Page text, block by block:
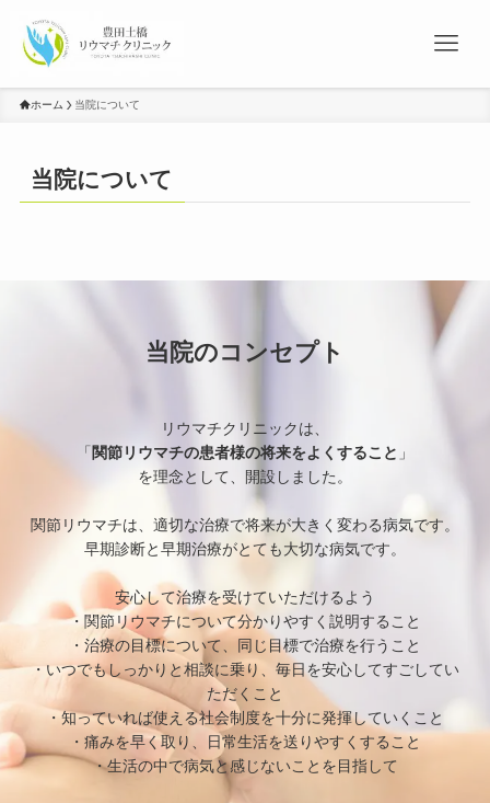
ホーム 当院について
当院について
当院のコンセプト
リウマチクリニックは、
「 関節リウマチの患者様の将来をよくすること 」
を理念として、開設しました。
関節リウマチは、適切な治療で将来が大きく変わる病気です。
早期診断と早期治療がとても大切な病気です。
安心して治療を受けていただけるよう
・関節リウマチについて分かりやすく説明すること
・治療の目標について、同じ目標で治療を行うこと
・いつでもしっかりと相談に乗り、毎日を安心してすごしてい
ただくこと
・知っていれば使える社会制度を十分に発揮していくこと
・痛みを早く取り、日常生活を送りやすくすること
・生活の中で病気と感じないことを目指して